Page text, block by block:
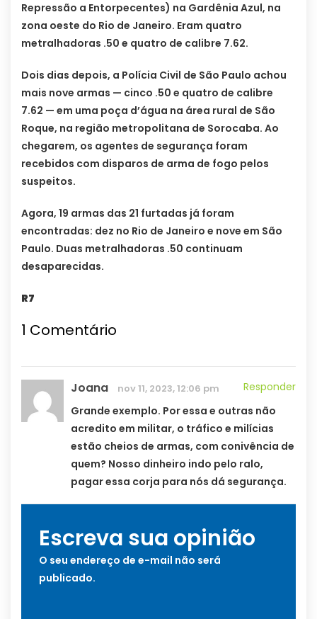
Repressão a Entorpecentes) na Gardênia Azul, na
zona oeste do Rio de Janeiro. Eram quatro
metralhadoras .50 e quatro de calibre 7.62.
Dois dias depois, a Polícia Civil de São Paulo achou
mais nove armas — cinco .50 e quatro de calibre
7.62 — em uma poça d’água na área rural de São
Roque, na região metropolitana de Sorocaba. Ao
chegarem, os agentes de segurança foram
recebidos com disparos de arma de fogo pelos
suspeitos.
Agora, 19 armas das 21 furtadas já foram
encontradas: dez no Rio de Janeiro e nove em São
Paulo. Duas metralhadoras .50 continuam
desaparecidas.
R7
1 Comentário
Joana nov 11, 2023, 12:06 pm
Responder
Grande exemplo. Por essa e outras não
acredito em militar, o tráfico e milícias
estão cheios de armas, com conivência de
quem? Nosso dinheiro indo pelo ralo,
pagar essa corja para nós dá segurança.
Escreva sua opinião
O seu endereço de e-mail não será
publicado.